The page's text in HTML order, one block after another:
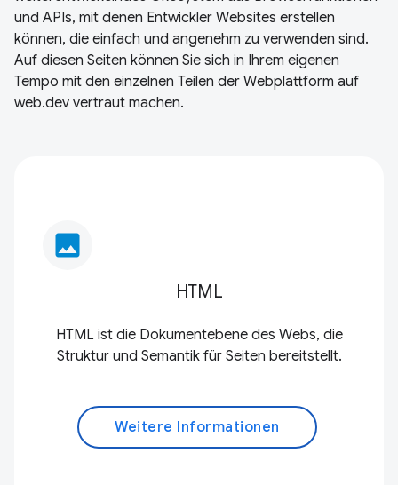
und APIs, mit denen Entwickler Websites erstellen
können, die einfach und angenehm zu verwenden sind.
Auf diesen Seiten können Sie sich in Ihrem eigenen
Tempo mit den einzelnen Teilen der Webplattform auf
web.dev vertraut machen.
image
HTML
HTML ist die Dokumentebene des Webs, die
Struktur und Semantik für Seiten bereitstellt.
Weitere Informationen